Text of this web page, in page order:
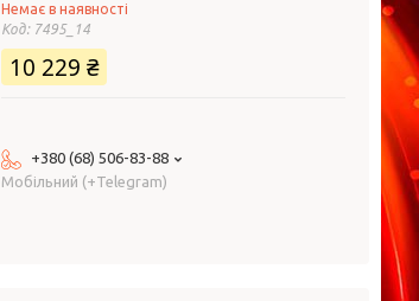
Немає в наявності
Код: 7495_14
10 229 ₴
+380 (68) 506-83-88
Мобільний (+Telegram)